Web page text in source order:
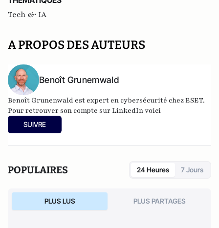
Tech & IA
A PROPOS DES AUTEURS
Benoît Grunemwald
Benoît Grunenwald est expert en cybersécurité chez ESET.
Pour retrouver son compte sur LinkedIn voici
SUIVRE
POPULAIRES 24 Heures 7 Jours
PLUS LUS PLUS PARTAGES